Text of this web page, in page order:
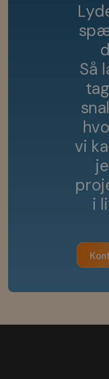
Lyd
sp
d
Så l
tag
sna
hvo
vi ka
je
proj
i li